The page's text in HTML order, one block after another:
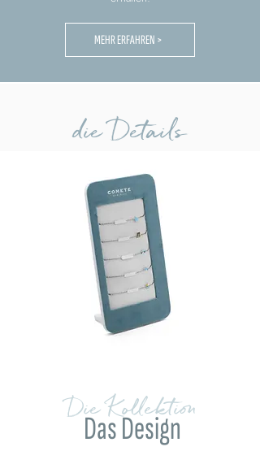
MEHR ERFAHREN >
die Details
Die Kollektion
Das Design